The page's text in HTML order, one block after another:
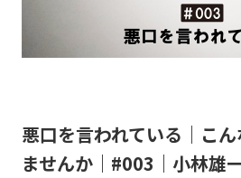
悪口を言われている｜こ
ませんか｜#003｜小林雄